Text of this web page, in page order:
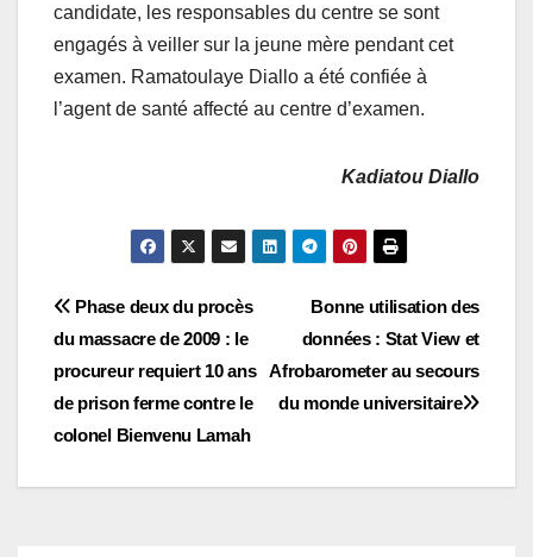
candidate, les responsables du centre se sont
engagés à veiller sur la jeune mère pendant cet
examen. Ramatoulaye Diallo a été confiée à
l’agent de santé affecté au centre d’examen.
Kadiatou Diallo
Navigation
de
l’article
Bonne utilisation des
données : Stat View et
Afrobarometer au secours
du monde universitaire
Phase deux du procès
du massacre de 2009 : le
procureur requiert 10 ans
de prison ferme contre le
colonel Bienvenu Lamah